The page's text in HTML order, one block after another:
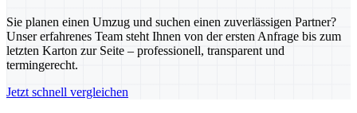
Sie planen einen Umzug und suchen einen zuverlässigen Partner?
Unser erfahrenes Team steht Ihnen von der ersten Anfrage bis zum
letzten Karton zur Seite – professionell, transparent und
termingerecht.
Jetzt schnell vergleichen